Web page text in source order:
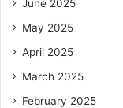
June 2025
May 2025
April 2025
March 2025
February 2025